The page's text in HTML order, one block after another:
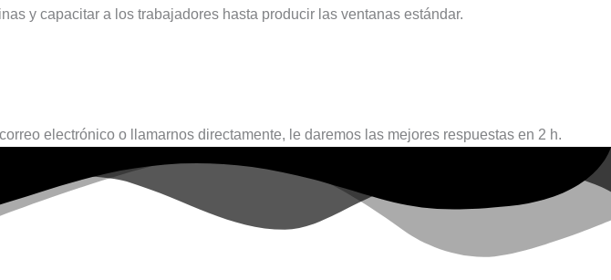
y capacitar a los trabajadores hasta producir las ventanas estándar.
electrónico o llamarnos directamente, le daremos las mejores respuestas en 2 h.